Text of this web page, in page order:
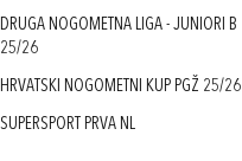
DRUGA NOGOMETNA LIGA - JUNIORI B
25/26
HRVATSKI NOGOMETNI KUP PGŽ 25/26
SUPERSPORT PRVA NL